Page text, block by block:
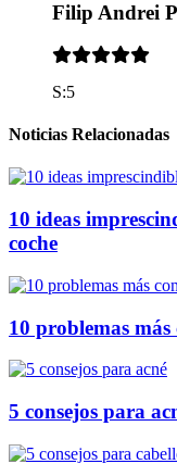
Filip Andrei
S:5
Noticias Relacionadas
10 ideas
coche
10 problemas
5 consejos para